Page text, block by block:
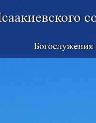
Богослужения